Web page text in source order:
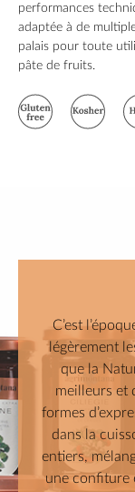
performances
adaptée à de
palais pour toute
pâte de fruits.
C’est
légèrement
que la
meilleurs et
formes
dans la
entiers,
une confiture